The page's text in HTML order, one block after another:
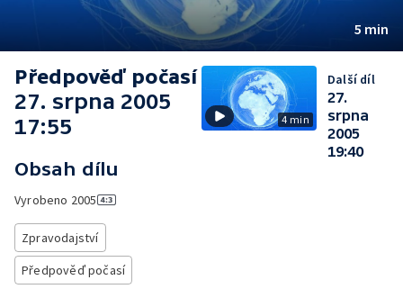
5 min
Předpověď počasí
27. srpna 2005
17:55
Obsah dílu
Vyrobeno 2005
Zpravodajství
Předpověď počasí
4 min
Další díl
27.
srpna
2005
19:40